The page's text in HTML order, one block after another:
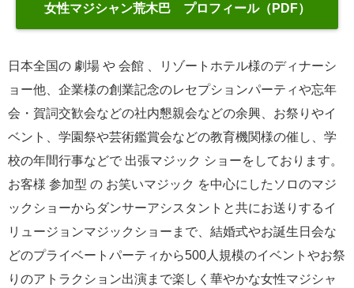
女性マジシャン荒木巴 プロフィール（PDF）
日本全国の 劇場 や 会館 、リゾートホテル様のディナーシ
ョー他、企業様の創業記念のレセプションパーティや忘年
会・賀詞交歓会などの社内懇親会などの余興、お祭りやイ
ベント、学園祭や芸術鑑賞会などの教育機関様の催し、学
校の年間行事などで 出張マジック ショーをしております。
お客様 参加型 の お笑いマジック を中心にしたソロのマジ
ックショーからダンサーアシスタントと共にお送りするイ
リュージョンマジックショーまで、結婚式やお誕生日会な
どのプライベートパーティから500人規模のイベントやお祭
りのアトラクション出演まで楽しく華やかな女性マジシャ